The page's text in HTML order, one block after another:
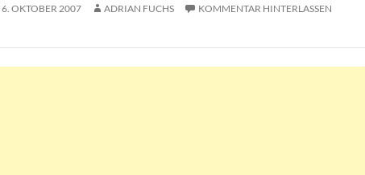
6. OKTOBER 2007 ADRIAN FUCHS KOMMENTAR HINTERLASSEN